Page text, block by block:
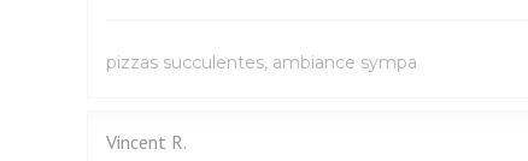
pizzas succulentes, ambiance sympa
Vincent R